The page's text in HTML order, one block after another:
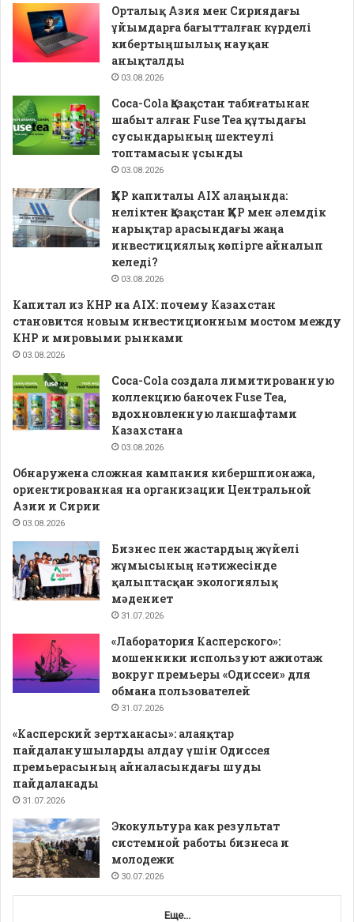
Орталық Азия мен Сириядағы
ұйымдарға бағытталған күрделі
кибертыңшылық науқан
анықталды
03.08.2026
Coca-Cola Қазақстан табиғатынан
шабыт алған Fuse Tea құтыдағы
сусындарының шектеулі
топтамасын ұсынды
03.08.2026
ҚХР капиталы AIX алаңында:
неліктен Қазақстан ҚХР мен әлемдік
нарықтар арасындағы жаңа
инвестициялық көпірге айналып
келеді?
03.08.2026
Капитал из КНР на AIX: почему Казахстан
становится новым инвестиционным мостом между
КНР и мировыми рынками
03.08.2026
Coca-Cola создала лимитированную
коллекцию баночек Fuse Tea,
вдохновленную ланшафтами
Казахстана
03.08.2026
Обнаружена сложная кампания кибершпионажа,
ориентированная на организации Центральной
Азии и Сирии
03.08.2026
Бизнес пен жастардың жүйелі
жұмысының нәтижесінде
қалыптасқан экологиялық
мәдениет
31.07.2026
«Лаборатория Касперского»:
мошенники используют ажиотаж
вокруг премьеры «Одиссеи» для
обмана пользователей
31.07.2026
«Касперский зертханасы»: алаяқтар
пайдаланушыларды алдау үшін Одиссея
премьерасының айналасындағы шуды
пайдаланады
31.07.2026
Экокультура как результат
системной работы бизнеса и
молодежи
30.07.2026
Еще...